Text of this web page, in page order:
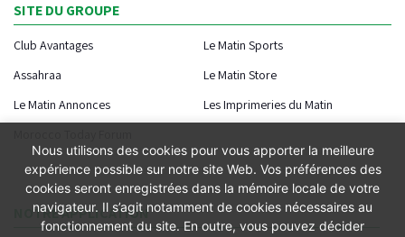
SITE DU GROUPE
Club Avantages
Le Matin Sports
Assahraa
Le Matin Store
Le Matin Annonces
Les Imprimeries du Matin
NOTRE APPLICATION
Nous utilisons des cookies pour vous apporter la meilleure
expérience possible sur notre site Web. Vos préférences des
cookies seront enregistrées dans la mémoire locale de votre
navigateur. Il s’agit notamment de cookies nécessaires au
fonctionnement du site. En outre, vous pouvez décider